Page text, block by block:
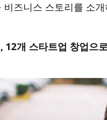
즈니스 스토리를 소
12개 스타트업 창업